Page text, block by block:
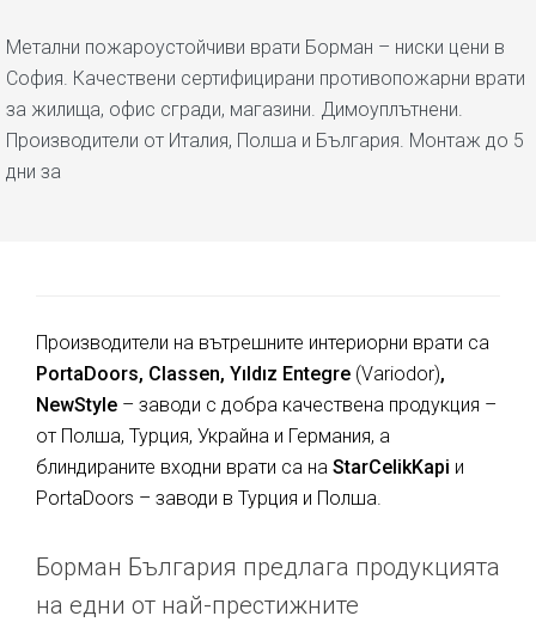
Метални пожароустойчиви врати Борман – ниски цени в
София. Качествени сертифицирани противопожарни врати
за жилища, офис сгради, магазини. Димоуплътнени.
Производители от Италия, Полша и България. Монтаж до 5
дни за
Производители на вътрешните интериорни врати са
PortaDoors, Classen, Yıldız Entegre (Variodor),
NewStyle – заводи с добра качествена продукция –
от Полша, Турция, Украйна и Германия, а
блиндираните входни врати са на StarCelikKapi и
PortaDoors – заводи в Турция и Полша.
Борман България предлага продукцията
на едни от най-престижните